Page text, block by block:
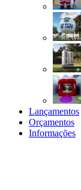
Lançamentos
Orçamentos
Informações